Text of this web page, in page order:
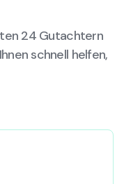
24 Gutachtern
schnell helfen,